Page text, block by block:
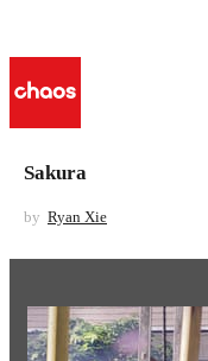
Sakura
by Ryan Xie